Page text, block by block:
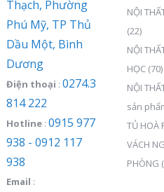
Thạch, Phường
Phú Mỹ, TP Thủ
Dầu Một, Bình
Dương
Điện thoại : 0274.3
814 222
Hotline: 0915 977
938 - 0912 117
938
Email :
NỘI
(22)
NỘI
HỌC (70)
NỘI
sản
TỦ HOÀ
VÁCH
PHÒNG